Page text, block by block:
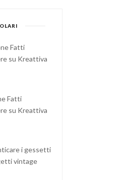
Fatti
su Kreattiva
Fatti
su Kreattiva
i gessetti
vintage